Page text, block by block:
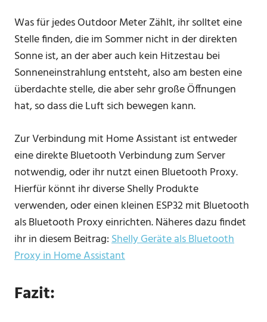
Was für jedes Outdoor Meter Zählt, ihr solltet eine
Stelle finden, die im Sommer nicht in der direkten
Sonne ist, an der aber auch kein Hitzestau bei
Sonneneinstrahlung entsteht, also am besten eine
überdachte stelle, die aber sehr große Öffnungen
hat, so dass die Luft sich bewegen kann.
Zur Verbindung mit Home Assistant ist entweder
eine direkte Bluetooth Verbindung zum Server
notwendig, oder ihr nutzt einen Bluetooth Proxy.
Hierfür könnt ihr diverse Shelly Produkte
verwenden, oder einen kleinen ESP32 mit Bluetooth
als Bluetooth Proxy einrichten. Näheres dazu findet
ihr in diesem Beitrag:Shelly Geräte als Bluetooth
Proxy in Home Assistant
Fazit: